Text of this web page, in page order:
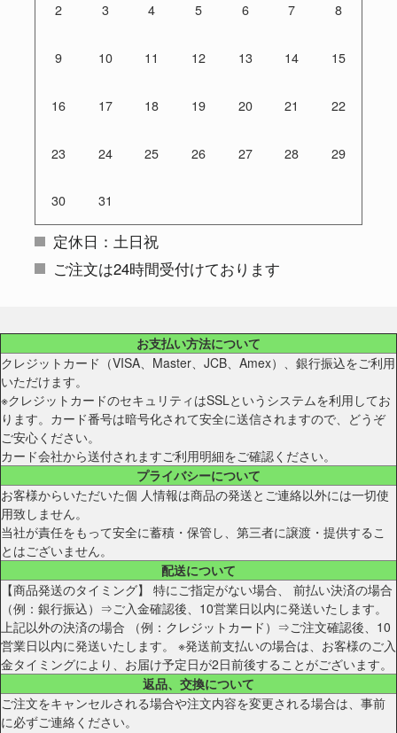
2 3 4 5 6 7 8
9 10 11 12 13 14 15
16 17 18 19 20 21 22
23 24 25 26 27 28 29
30 31
定休日：土日祝
ご注文は24時間受付けております
お支払い方法について
クレジットカード（VISA、Master、JCB、Amex）、銀行振込をご利用
いただけます。
※クレジットカードのセキュリティはSSLというシステムを利用してお
ります。カード番号は暗号化されて安全に送信されますので、どうぞ
ご安心ください。
カード会社から送付されますご利用明細をご確認ください。
プライバシーについて
お客様からいただいた個 人情報は商品の発送とご連絡以外には一切使
用致しません。
当社が責任をもって安全に蓄積・保管し、第三者に譲渡・提供するこ
とはございません。
配送について
【商品発送のタイミング】 特にご指定がない場合、 前払い決済の場合
（例：銀行振込）⇒ご入金確認後、10営業日以内に発送いたします。
上記以外の決済の場合 （例：クレジットカード）⇒ご注文確認後、10
営業日以内に発送いたします。 ※発送前支払いの場合は、お客様のご入
金タイミングにより、お届け予定日が2日前後することがございます。
返品、交換について
ご注文をキャンセルされる場合や注文内容を変更される場合は、事前
に必ずご連絡ください。